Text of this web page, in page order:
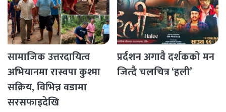
सामाजिक उत्तरदायित्व
अभियानमा रास्वपा कुश्मा
सक्रिय, विभिन्न वडामा
सरसफाइदेखि
प्रर्दशन अगावै दर्शकको मन
जित्दै चलचित्र ‘हली’